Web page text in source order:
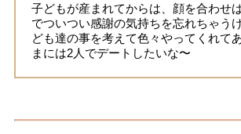
子どもが産まれてからは、顔を合わせ
でついつい感謝の気持ちを忘れちゃう
ども達の事を考えて色々やってくれて
まには2人でデートしたいな〜